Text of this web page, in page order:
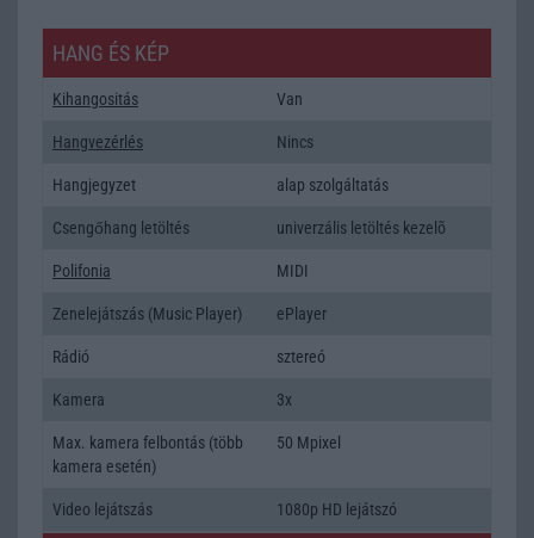
HANG ÉS KÉP
Kihangositás Van
Hangvezérlés Nincs
Hangjegyzet alap szolgáltatás
Csengőhang letöltés univerzális letöltés kezelõ
Polifonia MIDI
Zenelejátszás (Music Player) ePlayer
Rádió sztereó
Kamera 3x
Max. kamera felbontás (több
kamera esetén)
50 Mpixel
Video lejátszás 1080p HD lejátszó